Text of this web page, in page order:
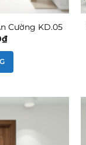
Cường KD.05
₫